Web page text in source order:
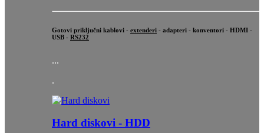
Gotovi priključni kablovi - extenderi - adapteri - konventori - HDMI -
USB - RS232
...
.
Hard diskovi - HDD